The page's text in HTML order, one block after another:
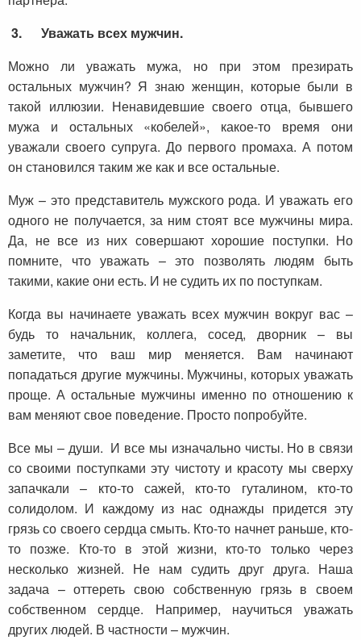
3. Уважать всех мужчин.
Можно ли уважать мужа, но при этом презирать
остальных мужчин? Я знаю женщин, которые были в
такой иллюзии. Ненавидевшие своего отца, бывшего
мужа и остальных «кобелей», какое-то время они
уважали своего супруга. До первого промаха. А потом
он становился таким же как и все остальные.
Муж – это представитель мужского рода. И уважать его
одного не получается, за ним стоят все мужчины мира.
Да, не все из них совершают хорошие поступки. Но
помните, что уважать – это позволять людям быть
такими, какие они есть. И не судить их по поступкам.
Когда вы начинаете уважать всех мужчин вокруг вас –
будь то начальник, коллега, сосед, дворник – вы
заметите, что ваш мир меняется. Вам начинают
попадаться другие мужчины. Мужчины, которых уважать
проще. А остальные мужчины именно по отношению к
вам меняют свое поведение. Просто попробуйте.
Все мы – души. И все мы изначально чисты. Но в связи
со своими поступками эту чистоту и красоту мы сверху
запачкали – кто-то сажей, кто-то гуталином, кто-то
солидолом. И каждому из нас однажды придется эту
грязь со своего сердца смыть. Кто-то начнет раньше, кто-
то позже. Кто-то в этой жизни, кто-то только через
несколько жизней. Не нам судить друг друга. Наша
задача – оттереть свою собственную грязь в своем
собственном сердце. Например, научиться уважать
других людей. В частности – мужчин.